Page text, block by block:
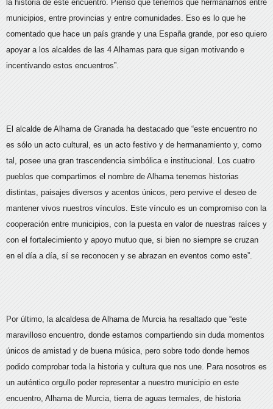
la historia de este encuentro. Pienso que tenemos que hermanarnos entre
municipios, entre provincias y entre comunidades. Eso es lo que he
comentado que hace un país grande y una España grande, por eso quiero
apoyar a los alcaldes de las 4 Alhamas para que sigan motivando e
incentivando estos encuentros”.
El alcalde de Alhama de Granada ha destacado que “este encuentro no
es sólo un acto cultural, es un acto festivo y de hermanamiento y, como
tal, posee una gran trascendencia simbólica e institucional. Los cuatro
pueblos que compartimos el nombre de Alhama tenemos historias
distintas, paisajes diversos y acentos únicos, pero pervive el deseo de
mantener vivos nuestros vínculos. Este vínculo es un compromiso con la
cooperación entre municipios, con la puesta en valor de nuestras raíces y
con el fortalecimiento y apoyo mutuo que, si bien no siempre se cruzan
en el día a día, sí se reconocen y se abrazan en eventos como este”.
Por último, la alcaldesa de Alhama de Murcia ha resaltado que “este
maravilloso encuentro, donde estamos compartiendo sin duda momentos
únicos de amistad y de buena música, pero sobre todo donde hemos
podido comprobar toda la historia y cultura que nos une. Para nosotros es
un auténtico orgullo poder representar a nuestro municipio en este
encuentro, Alhama de Murcia, tierra de aguas termales, de historia